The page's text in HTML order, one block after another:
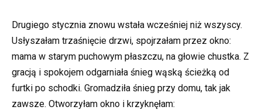
Drugiego stycznia znowu wstała wcześniej niż wszyscy.
Usłyszałam trzaśnięcie drzwi, spojrzałam przez okno:
mama w starym puchowym płaszczu, na głowie chustka. Z
gracją i spokojem odgarniała śnieg wąską ścieżką od
furtki po schodki. Gromadziła śnieg przy domu, tak jak
zawsze. Otworzyłam okno i krzyknęłam: